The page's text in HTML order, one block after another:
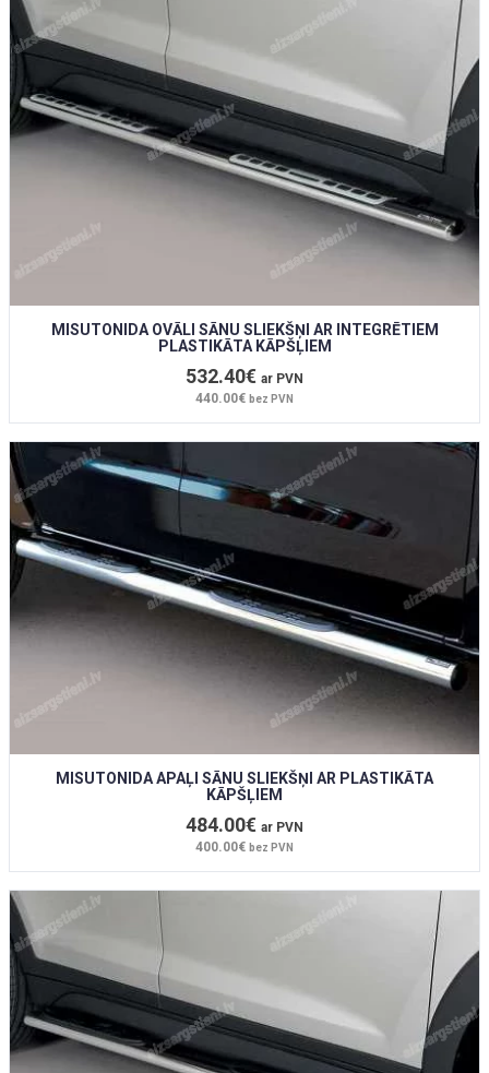
MISUTONIDA OVĀLI SĀNU SLIEKŠŅI AR INTEGRĒTIEM
PLASTIKĀTA KĀPŠĻIEM
532.40€ ar PVN
440.00€ bez PVN
MISUTONIDA APAĻI SĀNU SLIEKŠŅI AR PLASTIKĀTA
KĀPŠĻIEM
484.00€ ar PVN
400.00€ bez PVN